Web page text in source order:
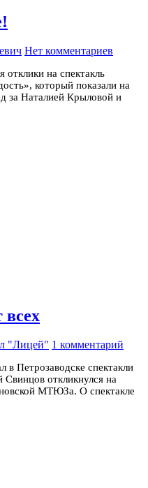
Нет комментариев
отклики на спектакль
который показали на
за Наталией Крыловой и
"Лицей" 1 комментарий
в Петрозаводске спектакли
откликнулся на
МТЮЗа. О спектакле